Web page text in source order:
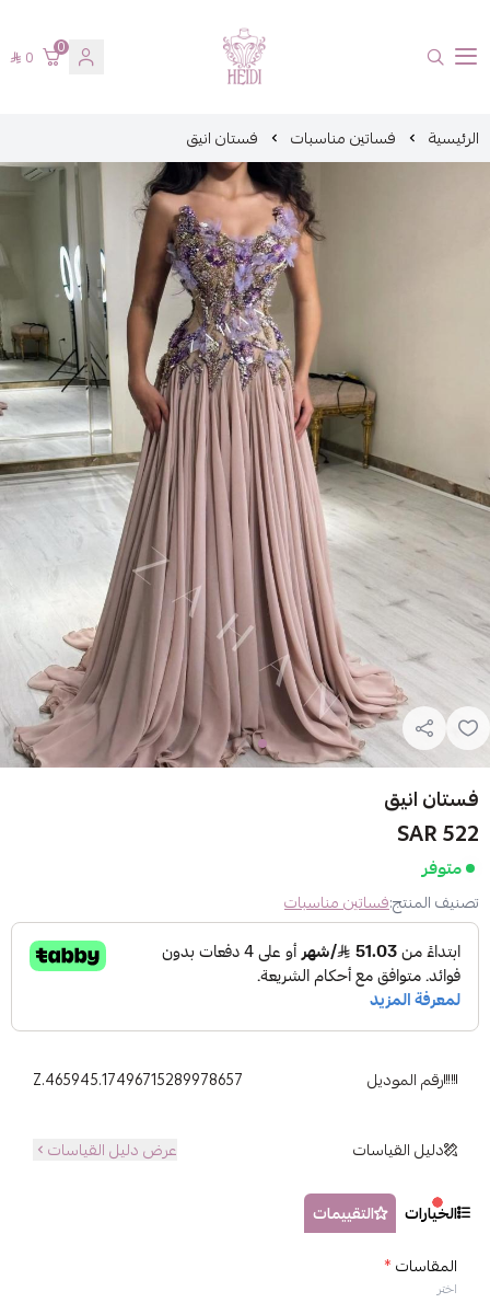
هايدي فاشن
0
0
الرئيسية فساتين مناسبات فستان انيق
فستان انيق
522 SAR
متوفر
تصنيف المنتج:فساتين مناسبات
رقم الموديل Z.465945.17496715289978657
دليل القياسات عرض دليل القياسات
الخيارات
التقييمات
المقاسات*
اختر